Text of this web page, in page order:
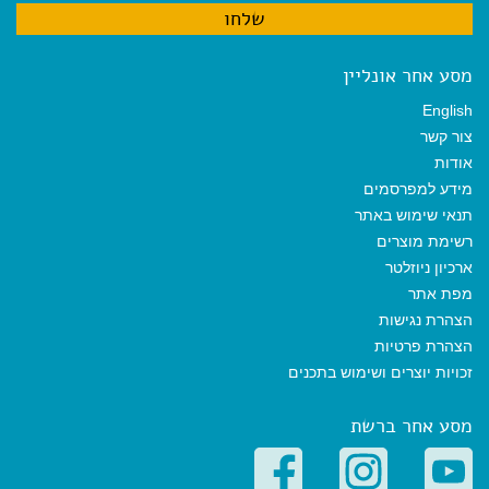
מסע אחר אונליין
English
צור קשר
אודות
מידע למפרסמים
תנאי שימוש באתר
רשימת מוצרים
ארכיון ניוזלטר
מפת אתר
הצהרת נגישות
הצהרת פרטיות
זכויות יוצרים ושימוש בתכנים
מסע אחר ברשת